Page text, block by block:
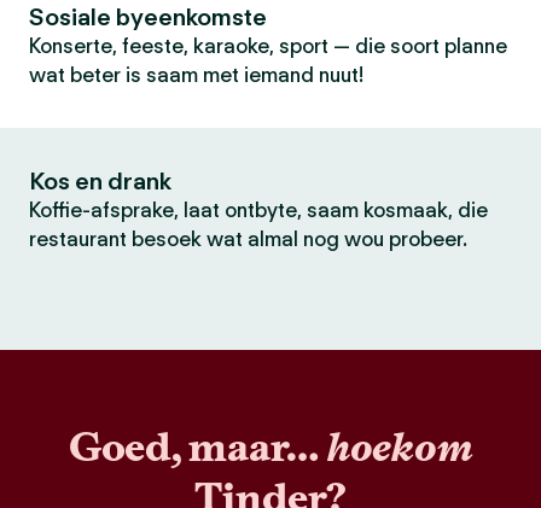
Sosiale byeenkomste
Konserte, feeste, karaoke, sport — die soort planne
wat beter is saam met iemand nuut!
Kos en drank
Koffie-afsprake, laat ontbyte, saam kosmaak, die
restaurant besoek wat almal nog wou probeer.
Goed, maar…hoekom
Tinder?